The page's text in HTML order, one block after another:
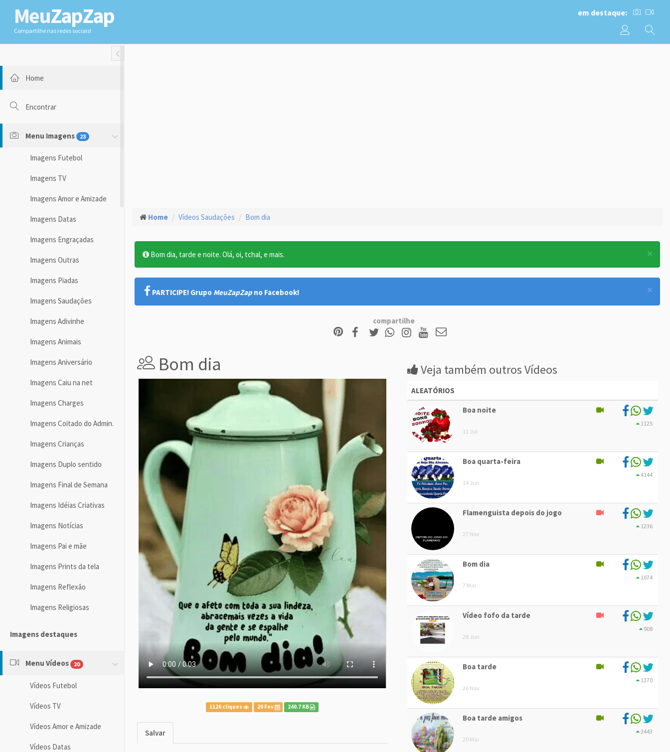
MeuZapZap
Compartilhe nas redes sociais!
em destaque:
Toggle Fullwidth
Home
Encontrar
Menu Imagens 23
Imagens Futebol
Imagens TV
Imagens Amor e Amizade
Imagens Datas
Imagens Engraçadas
Imagens Outras
Imagens Piadas
Imagens Saudações
Imagens Adivinhe
Imagens Animais
Imagens Aniversário
Imagens Caiu na net
Imagens Charges
Imagens Coitado do Admin.
Imagens Crianças
Imagens Duplo sentido
Imagens Final de Semana
Imagens Idéias Criativas
Imagens Notícias
Imagens Pai e mãe
Imagens Prints da tela
Imagens Reflexão
Imagens Religiosas
Imagens destaques
Menu Vídeos 20
Vídeos Futebol
Vídeos TV
Vídeos Amor e Amizade
Vídeos Datas
Home Vídeos Saudações Bom dia
×
Bom dia, tarde e noite. Olá, oi, tchal, e mais.
×
PARTICIPE! Grupo MeuZapZap no Facebook!
compartilhe
Bom dia
1126 cliques 20 Fev 240.7 KB
Salvar
Veja também outros Vídeos
ALEATÓRIOS
Boa noite
11 Jul
1125
Boa quarta-feira
14 Jun
4144
Flamenguista depois do jogo
27 Nov
1236
Bom dia
7 Mai
1074
Vídeo fofo da tarde
28 Jun
908
Boa tarde
26 Nov
1370
Boa tarde amigos
20 Mai
3443